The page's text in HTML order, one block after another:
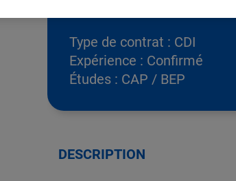
Type de contrat : CDI
Expérience : Confirmé
Études : CAP / BEP
DESCRIPTION